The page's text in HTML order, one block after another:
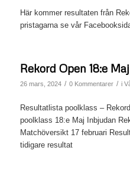
Här kommer resultaten från
pristagarna se vår
Rekord Open 18:e Maj
26 mars, 2024 / 0 Kommentarer / i
Resultatlista poolklass –
poolklass 18:e Maj Inbjudan
Matchöversikt 17 februari
tidigare resultat